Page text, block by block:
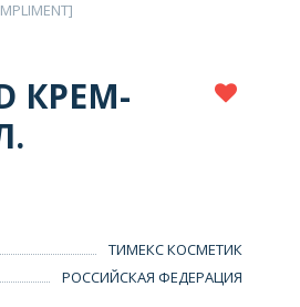
КРЕМ-
ТИМЕКС КОСМЕТИК
РОССИЙСКАЯ ФЕДЕРАЦИЯ